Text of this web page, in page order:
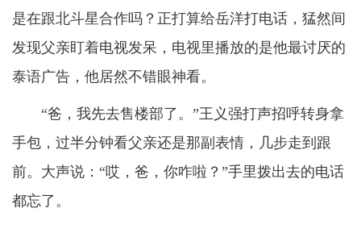
是在跟北斗星合作吗？正打算给岳洋打电话，猛然间
发现父亲盯着电视发呆，电视里播放的是他最讨厌的
泰语广告，他居然不错眼神看。
“爸，我先去售楼部了。”王义强打声招呼转身拿
手包，过半分钟看父亲还是那副表情，几步走到跟
前。大声说：“哎，爸，你咋啦？”手里拨出去的电话
都忘了。